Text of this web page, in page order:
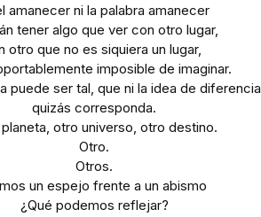
amanecer ni la palabra amanecer
tener algo que ver con otro lugar,
otro que no es siquiera un lugar,
imposible de imaginar.
puede ser tal, que ni la idea de diferencia
quizás corresponda.
otro universo, otro destino.
Otro.
Otros.
un espejo frente a un abismo
¿Qué podemos reflejar?